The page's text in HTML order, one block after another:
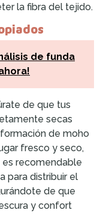
la fibra del tejido.
de funda
de que tus
secas
de moho
fresco y seco,
es recomendable
para distribuir el
de que
y confort